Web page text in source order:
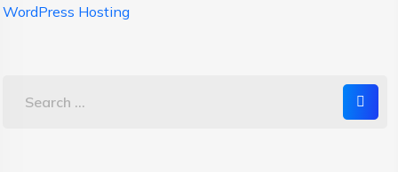
WordPress Hosting